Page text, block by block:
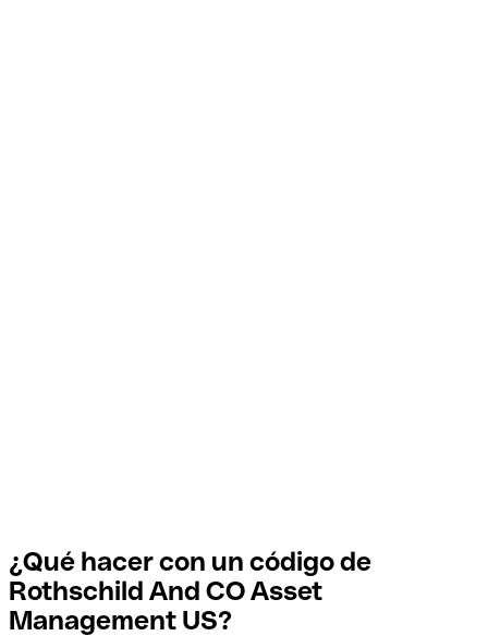
¿Qué hacer con un código de
Rothschild And CO Asset
Management US?